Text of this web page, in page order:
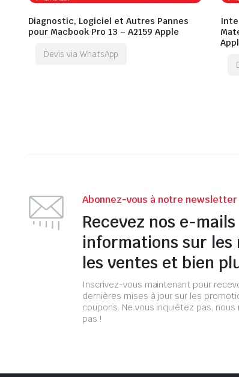
Diagnostic, Logiciel et Autres Pannes
pour Macbook Pro 13 – A2159 Apple
Devis via WhatsApp
Abonnez-vous à notre
Recevez nos e-
informations sur les
les ventes et bien
Inscrivez-vous maintenant pour
dernières mises à jour sur les
coupons. Ne vous inquiétez pas,
pas !